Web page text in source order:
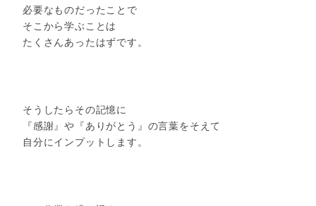
必要なものだったことで
そこから学ぶことは
たくさんあったはずです。
そうしたらその記憶に
『感謝』や『ありがとう』の言葉をそえて
自分にインプットします。